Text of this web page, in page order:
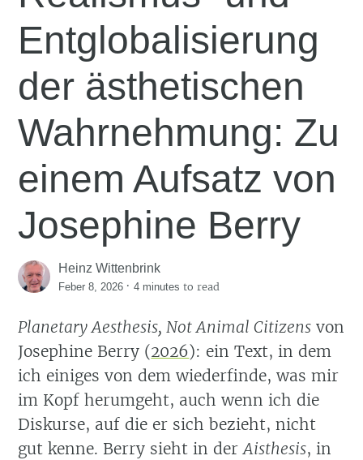
Entglobalisierung
der ästhetischen
Wahrnehmung: Zu
einem Aufsatz von
Josephine Berry
Heinz Wittenbrink
Feber 8, 2026 ·4 minutes to read
Planetary Aesthesis, Not Animal Citizens von
Josephine Berry (2026): ein Text, in dem
ich einiges von dem wiederfinde, was mir
im Kopf herumgeht, auch wenn ich die
Diskurse, auf die er sich bezieht, nicht
gut kenne. Berry sieht in derAisthesis, in